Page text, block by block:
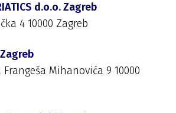
d.o.o. Zagreb
4 10000 Zagreb
Frangeša Mihanovića 9 10000